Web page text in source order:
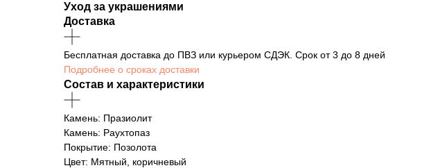
Уход за украшениями
Доставка
Бесплатная доставка до ПВЗ или курьером СДЭК. Срок от 3 до 8 дней
Подробнее о сроках доставки
Состав и характеристики
Камень: Празиолит
Камень: Раухтопаз
Покрытие: Позолота
Цвет: Мятный, коричневый